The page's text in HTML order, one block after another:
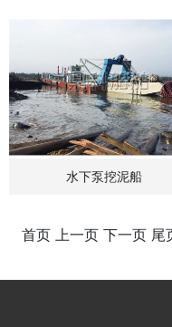
水下泵挖泥船
首页 上一页 下一页 尾